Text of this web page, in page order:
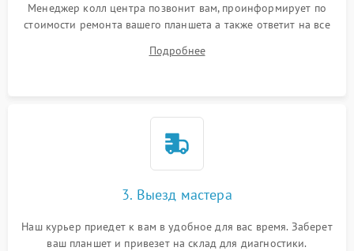
Питание и аккумулятор
Менеджер колл центра позвонит вам, проинформирует по
стоимости ремонта вашего планшета а также ответит на все
Подробнее
3. Выезд мастера
Наш курьер приедет к вам в удобное для вас время. Заберет
ваш планшет и привезет на склад для диагностики.